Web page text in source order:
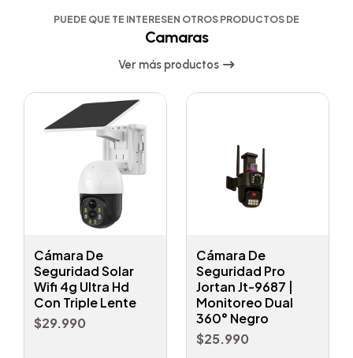
PUEDE QUE TE INTERESEN OTROS PRODUCTOS DE
Camaras
Ver más productos
Cámara De
Seguridad Solar
Wifi 4g Ultra Hd
Con Triple Lente
$29.990
Cámara De
Seguridad Pro
Jortan Jt-9687 |
Monitoreo Dual
360° Negro
$25.990